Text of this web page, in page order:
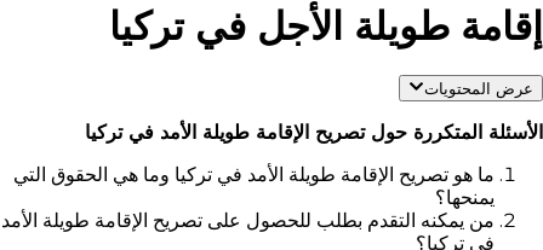
إقامة طويلة الأجل في تركيا
عرض المحتويات
الأسئلة المتكررة حول تصريح الإقامة طويلة الأمد في تركيا
ما هو تصريح الإقامة طويلة الأمد في تركيا وما هي الحقوق التي
يمنحها؟
من يمكنه التقدم بطلب للحصول على تصريح الإقامة طويلة الأمد
في تركيا؟